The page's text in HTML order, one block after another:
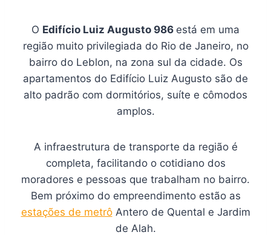
O Edifício Luiz Augusto 986 está em uma
região muito privilegiada do Rio de Janeiro, no
bairro do Leblon, na zona sul da cidade. Os
apartamentos do Edifício Luiz Augusto são de
alto padrão com dormitórios, suíte e cômodos
amplos.
A infraestrutura de transporte da região é
completa, facilitando o cotidiano dos
moradores e pessoas que trabalham no bairro.
Bem próximo do empreendimento estão as
estações de metrôAntero de Quental e Jardim
de Alah.